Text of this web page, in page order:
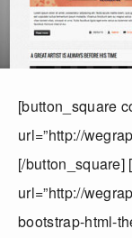
[button_square
url=”http://
[/button_square]
url=”http://
bootstrap-html-